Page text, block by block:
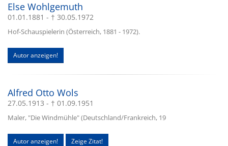
Else Wohlgemuth
01.01.1881 - † 30.05.1972
Hof-Schauspielerin (Österreich, 1881 - 1972).
Autor anzeigen!
Alfred Otto Wols
27.05.1913 - † 01.09.1951
Maler, "Die Windmühle" (Deutschland/Frankreich, 19
Autor anzeigen! Zeige Zitat!